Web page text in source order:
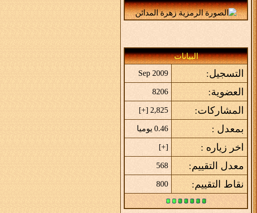
البيانات
التسجيل: Sep 2009
العضوية: 8206
المشاركات: 2,825 [
+
]
بمعدل : 0.46 يوميا
اخر زياره : [
+
]
معدل التقييم: 568
نقاط التقييم: 800